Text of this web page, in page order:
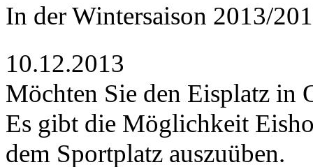
In der Wintersaison 2013/
10.12.2013
Möchten Sie den Eisplatz in
Es gibt die Möglichkeit
dem Sportplatz auszuüben.